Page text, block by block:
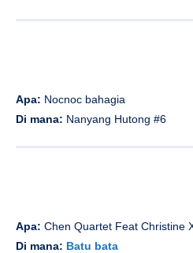
Apa: Nocnoc bahagia
Di mana: Nanyang Hutong #6
Apa: Chen Quartet Feat Christine
Di mana: Batu bata